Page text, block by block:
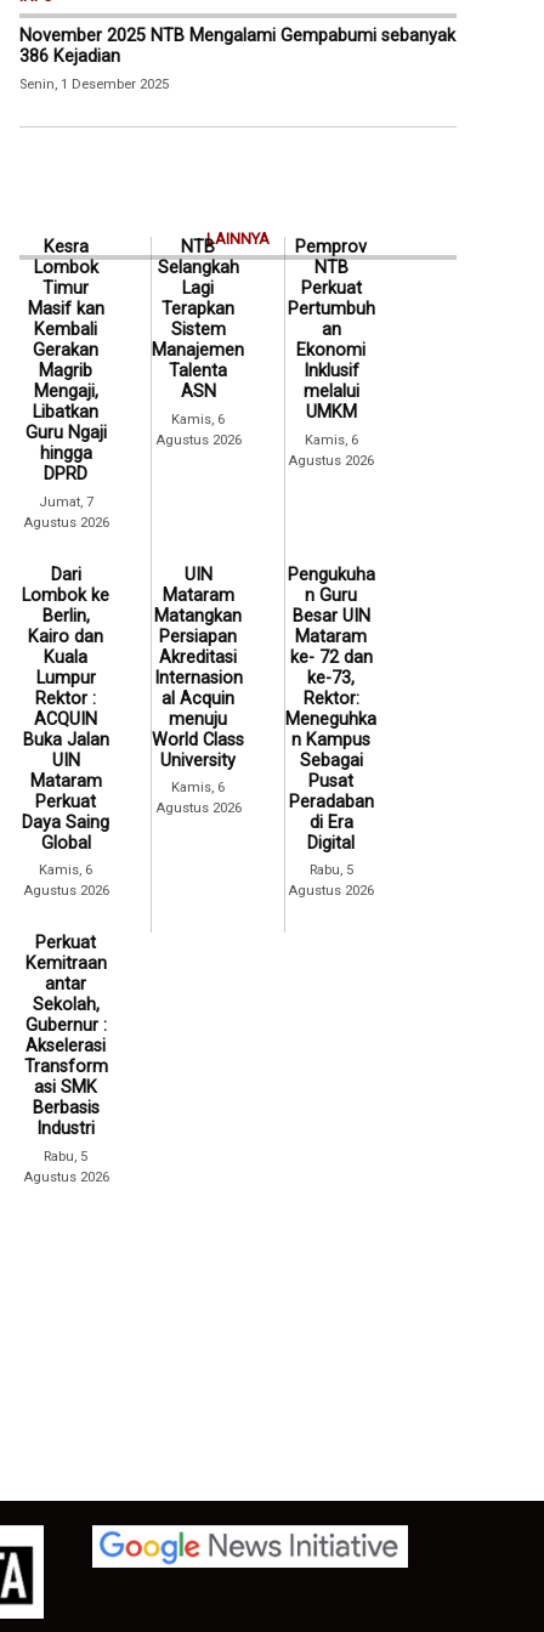
November 2025 NTB Mengalami Gempabumi sebanyak
386 Kejadian
Senin, 1 Desember 2025
LAINNYA
Kesra
Lombok
Timur
Masif kan
Kembali
Gerakan
Magrib
Mengaji,
Libatkan
Guru Ngaji
hingga
DPRD
Jumat, 7
Agustus 2026
NTB
Selangkah
Lagi
Terapkan
Sistem
Manajemen
Talenta
ASN
Kamis, 6
Agustus 2026
Pemprov
NTB
Perkuat
Pertumbuh
an
Ekonomi
Inklusif
melalui
UMKM
Kamis, 6
Agustus 2026
Dari
Lombok ke
Berlin,
Kairo dan
Kuala
Lumpur
Rektor :
ACQUIN
Buka Jalan
UIN
Mataram
Perkuat
Daya Saing
Global
Kamis, 6
Agustus 2026
UIN
Mataram
Matangkan
Persiapan
Akreditasi
Internasion
al Acquin
menuju
World Class
University
Kamis, 6
Agustus 2026
Pengukuha
n Guru
Besar UIN
Mataram
ke- 72 dan
ke-73,
Rektor:
Meneguhka
n Kampus
Sebagai
Pusat
Peradaban
di Era
Digital
Rabu, 5
Agustus 2026
Perkuat
Kemitraan
antar
Sekolah,
Gubernur :
Akselerasi
Transform
asi SMK
Berbasis
Industri
Rabu, 5
Agustus 2026